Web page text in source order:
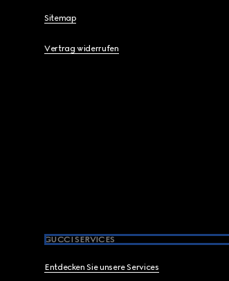
Sitemap
Vertrag widerrufen
GUCCI SERVICES
Entdecken Sie unsere Services